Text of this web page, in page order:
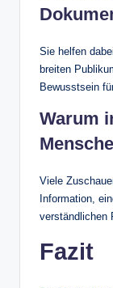
Sie helfen
breiten
Bewusstsein
Warum
Viele
Information,
verständlichen
Fazit